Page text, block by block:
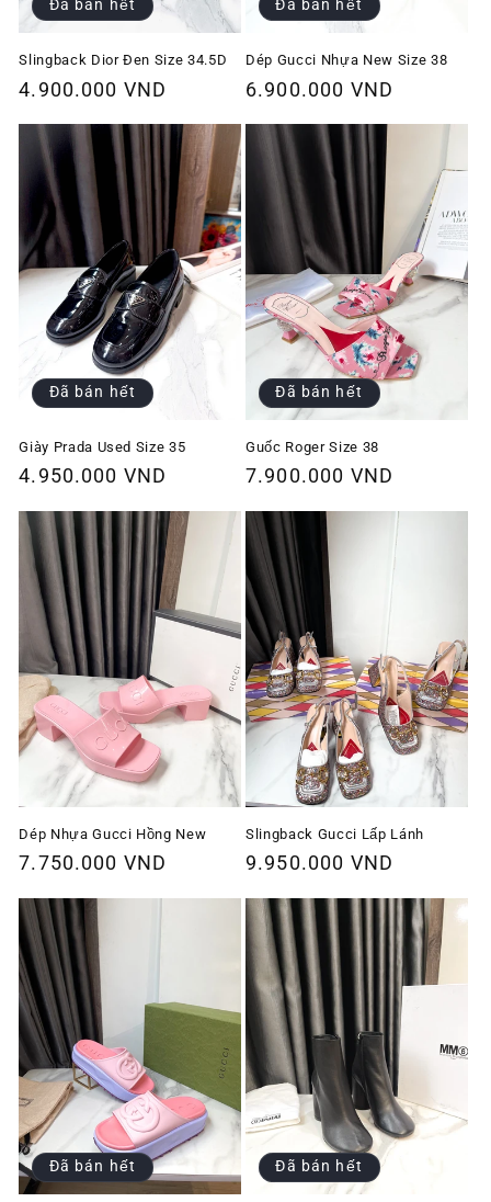
Đã bán hết
Slingback Dior Đen Size 34.5D
Giá
thường
4.900.000 VND
Đã bán hết
Dép Gucci Nhựa New Size 38
Giá
thường
6.900.000 VND
Đã bán hết
Giày Prada Used Size 35
Giá
thường
4.950.000 VND
Đã bán hết
Guốc Roger Size 38
Giá
thường
7.900.000 VND
Dép Nhựa Gucci Hồng New
Giá
thường
7.750.000 VND
Slingback Gucci Lấp Lánh
Giá
thường
9.950.000 VND
Đã bán hết Đã bán hết